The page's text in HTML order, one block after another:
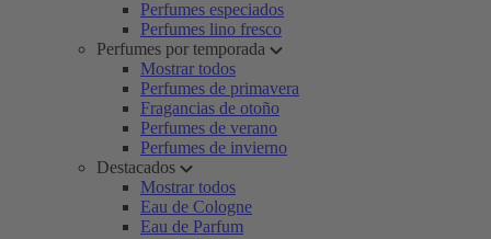
Perfumes especiados
Perfumes lino fresco
Perfumes por temporada
Mostrar todos
Perfumes de primavera
Fragancias de otoño
Perfumes de verano
Perfumes de invierno
Destacados
Mostrar todos
Eau de Cologne
Eau de Parfum